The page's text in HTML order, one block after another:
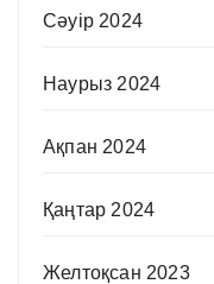
Сәуір 2024
Наурыз 2024
Ақпан 2024
Қаңтар 2024
Желтоқсан 2023